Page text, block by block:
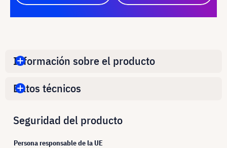
Información sobre el producto
Datos técnicos
Seguridad del producto
Persona responsable de la UE